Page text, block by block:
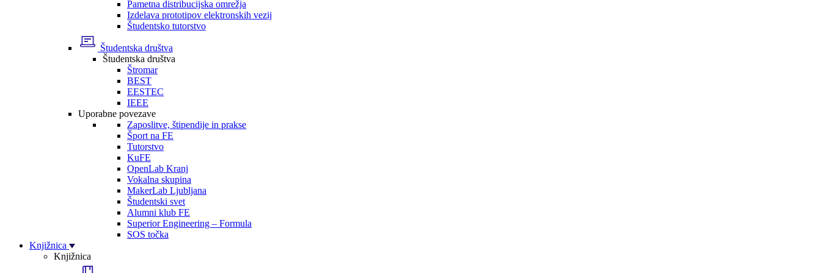
Pametna distribucijska omrežja
Izdelava prototipov elektronskih vezij
Študentsko tutorstvo
Študentska društva
Študentska društva
Štromar
BEST
EESTEC
IEEE
Uporabne povezave
Zaposlitve, štipendije in prakse
Šport na FE
Tutorstvo
KuFE
OpenLab Kranj
Vokalna skupina
MakerLab Ljubljana
Študentski svet
Alumni klub FE
Superior Engineering – Formula
SOS točka
Knjižnica
Knjižnica